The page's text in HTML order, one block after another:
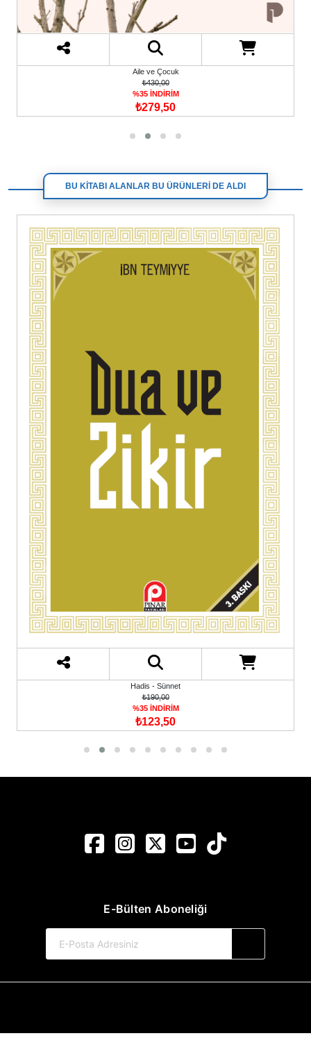
Aile ve Çocuk
₺430,00
%35 İNDİRİM
₺279,50
BU KİTABI ALANLAR BU ÜRÜNLERİ DE ALDI
Hadis - Sünnet
₺190,00
%35 İNDİRİM
₺123,50
E-Bülten Aboneliği